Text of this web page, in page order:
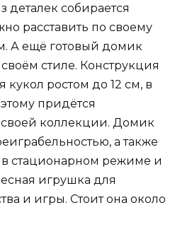
деталек собирается
расставить по своему
А ещё готовый домик
стиле. Конструкция
кукол ростом до 12 см, в
придётся
своей коллекции. Домик
а также
в стационарном режиме и
игрушка для
и игры. Стоит она около